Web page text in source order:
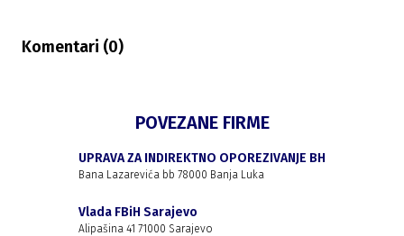
Komentari (0)
POVEZANE FIRME
UPRAVA ZA INDIREKTNO OPOREZIVANJE BH
Bana Lazarevića bb 78000 Banja Luka
Vlada FBiH Sarajevo
Alipašina 41 71000 Sarajevo